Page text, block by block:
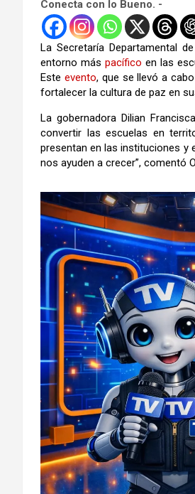
Conecta con lo Bueno. -
La Secretaría Departamental
entorno más pacífico en las
Este evento, que se llevó a
fortalecer la cultura de paz en
La gobernadora Dilian
convertir las escuelas en
presentan en las instituciones y
nos ayuden a crecer”, comentó